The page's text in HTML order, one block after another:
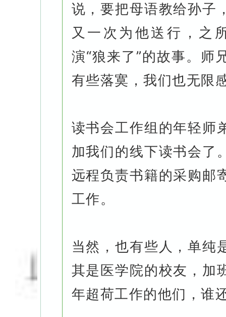
说，要把母语教给孙子
又一次为他送行，之
演“狼来了”的故事。师
有些落寞，我们也无限
读书会工作组的年轻师
加我们的线下读书会了
远程负责书籍的采购邮
工作。
当然，也有些人，单纯
其是医学院的校友，加
年超荷工作的他们，谁